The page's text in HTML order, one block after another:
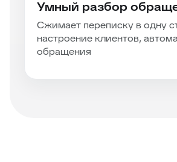
Умный разбор
Сжимает переписку в одну
настроение клиентов,
обращения